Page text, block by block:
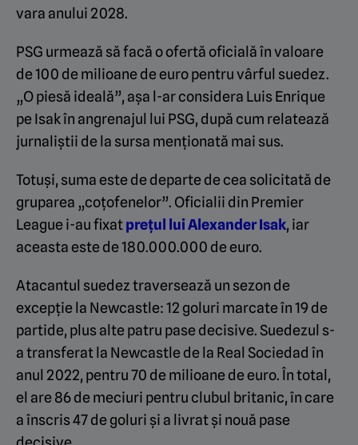
vara anului 2028.
PSG urmează să facă o ofertă oficială în valoare
de 100 de milioane de euro pentru vârful suedez.
„O piesă ideală”, așa l-ar considera Luis Enrique
pe Isak în angrenajul lui PSG, după cum relatează
jurnaliștii de la sursa menționată mai sus.
Totuși, suma este de departe de cea solicitată de
gruparea „coțofenelor”. Oficialii din Premier
League i-au fixatprețul lui Alexander Isak, iar
aceasta este de 180.000.000 de euro.
Atacantul suedez traversează un sezon de
excepție la Newcastle: 12 goluri marcate în 19 de
partide, plus alte patru pase decisive. Suedezul s-
a transferat la Newcastle de la Real Sociedad în
anul 2022, pentru 70 de milioane de euro. În total,
el are 86 de meciuri pentru clubul britanic, în care
a înscris 47 de goluri și a livrat și nouă pase